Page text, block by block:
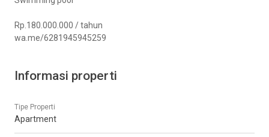
Rp.180.000.000 / tahun
wa.me/6281945945259
Informasi properti
Tipe Properti
Apartment